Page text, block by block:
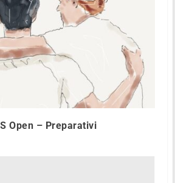
Open – Preparativi